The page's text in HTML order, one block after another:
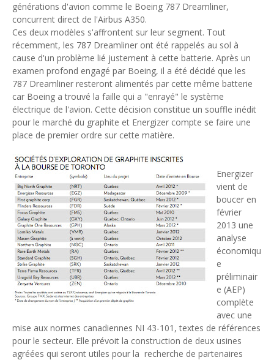
Unknown-May 03 2026
Economie : quand le roi dollar grince
Unknown- Apr 26 2026
Tourisme : le Maroc confirme sa vitalité
Unknown
Aug 07 2026
Le cours de l'or au plus haut depuis juin 2026
Tsirisoa Edition - Aug 06 2026
générations d'avion comme le Boeing 787 Dreamliner,
concurrent direct de l'Airbus A350.
Ces deux modèles s'affrontent sur leur segment. Tout
récemment, les 787 Dreamliner ont été rappelés au sol à
cause d'un problème lié justement à cette batterie. Après un
examen profond engagé par Boeing, il a été décidé que les
787 Dreamliner resteront alimentés par cette même batterie
car Boeing a trouvé la faille qui a "enrayé" le système
électrique de l'avion. Cette décision constitue un souffle inédit
pour le marché du graphite et Energizer compte se faire une
place de premier ordre sur cette matière.
Energizer
vient de
boucer en
février
2013 une
analyse
économiqu
e
préliminair
e (AEP)
complète
avec une
mise aux normes canadiennes NI 43-101, textes de références
pour le secteur. Elle prévoit la construction de deux usines
agréées qui seront utiles pour la recherche de partenaires